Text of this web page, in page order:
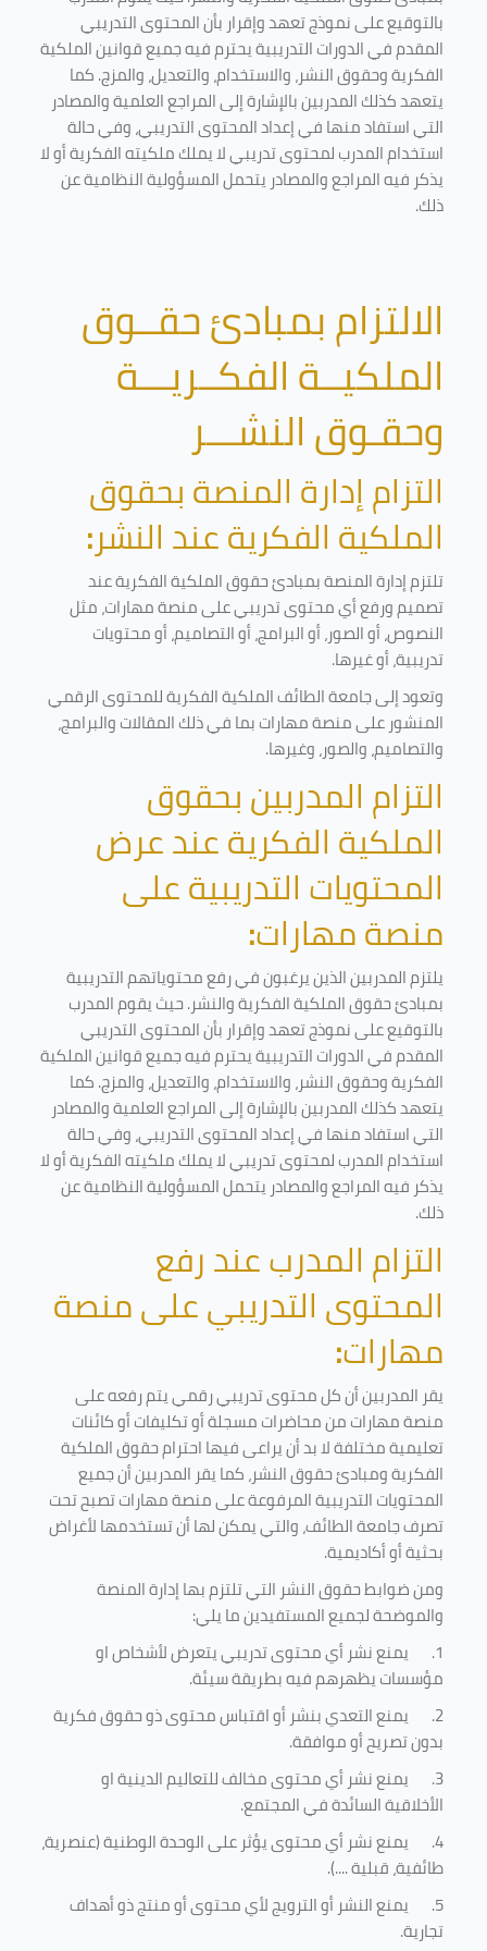
بالتوقيع على نموذج تعهد وإقرار بأن المحتوى التدريبي
المقدم في الدورات التدريبية يحترم فيه جميع قوانين الملكية
الفكرية وحقوق النشر، والاستخدام، والتعديل، والمزج. كما
يتعهد كذلك المدربين بالإشارة إلى المراجع العلمية والمصادر
التي استفاد منها في إعداد المحتوى التدريبي، وفي حالة
استخدام المدرب لمحتوى تدريبي لا يملك ملكيته الفكرية أو لا
يذكر فيه المراجع والمصادر يتحمل المسؤولية النظامية عن
ذلك.
الالتزام بمبادئ حقــوق
الملكيــة الفكــريـــة
وحقـوق النشـــر
التزام إدارة المنصة بحقوق
الملكية الفكرية عند النشر:
تلتزم إدارة المنصة بمبادئ حقوق الملكية الفكرية عند
تصميم ورفع أي محتوى تدريبي على منصة مهارات، مثل
النصوص، أو الصور، أو البرامج، أو التصاميم، أو محتويات
تدريبية، أو غيرها.
وتعود إلى جامعة الطائف الملكية الفكرية للمحتوى الرقمي
المنشور على منصة مهارات بما في ذلك المقالات والبرامج،
والتصاميم، والصور، وغيرها.
التزام المدربين بحقوق
الملكية الفكرية عند عرض
المحتويات التدريبية على
منصة مهارات:
يلتزم المدربين الذين يرغبون في رفع محتوياتهم التدريبية
بمبادئ حقوق الملكية الفكرية والنشر. حيث يقوم المدرب
بالتوقيع على نموذج تعهد وإقرار بأن المحتوى التدريبي
المقدم في الدورات التدريبية يحترم فيه جميع قوانين الملكية
الفكرية وحقوق النشر، والاستخدام، والتعديل، والمزج. كما
يتعهد كذلك المدربين بالإشارة إلى المراجع العلمية والمصادر
التي استفاد منها في إعداد المحتوى التدريبي، وفي حالة
استخدام المدرب لمحتوى تدريبي لا يملك ملكيته الفكرية أو لا
يذكر فيه المراجع والمصادر يتحمل المسؤولية النظامية عن
ذلك.
التزام المدرب عند رفع
المحتوى التدريبي على منصة
مهارات:
يقر المدربين أن كل محتوى تدريبي رقمي يتم رفعه على
منصة مهارات من محاضرات مسجلة أو تكليفات أو كائنات
تعليمية مختلفة لا بد أن يراعى فيها احترام حقوق الملكية
الفكرية ومبادئ حقوق النشر، كما يقر المدربين أن جميع
المحتويات التدريبية المرفوعة على منصة مهارات تصبح تحت
تصرف جامعة الطائف، والتي يمكن لها أن تستخدمها لأغراض
بحثية أو أكاديمية.
ومن ضوابط حقوق النشر التي تلتزم بها إدارة المنصة
والموضحة لجميع المستفيدين ما يلي:
1.
يمنع نشر أي محتوى تدريبي يتعرض لأشخاص او
مؤسسات يظهرهم فيه بطريقة سيئة.
2.
يمنع التعدي بنشر أو اقتباس محتوى ذو حقوق فكرية
بدون تصريح أو موافقة.
3.
يمنع نشر أي محتوى مخالف للتعاليم الدينية او
الأخلاقية السائدة في المجتمع.
4.
يمنع نشر أي محتوى يؤثر على الوحدة الوطنية (عنصرية،
طائفية، قبلية ....).
5.
يمنع النشر أو الترويج لأي محتوى أو منتج ذو أهداف
تجارية.